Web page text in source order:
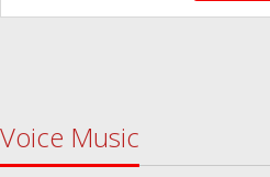
Voice Music